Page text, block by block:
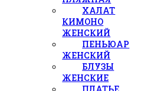
ХАЛАТ
КИМОНО
ЖЕНСКИЙ
ПЕНЬЮАР
ЖЕНСКИЙ
БЛУЗЫ
ЖЕНСКИЕ